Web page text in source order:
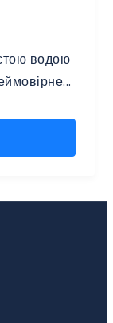
водою